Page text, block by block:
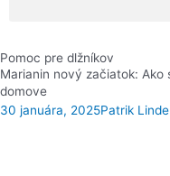
Pomoc pre dlžníkov
Marianin nový začiatok: Ako
domove
30 januára, 2025Patrik